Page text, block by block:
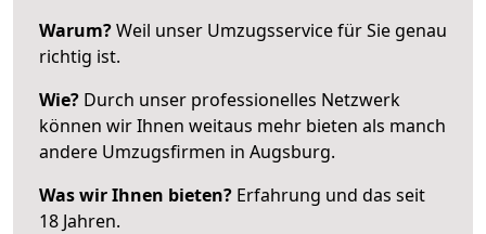
Warum?Weil unser Umzugsservice für Sie genau
richtig ist.
Wie? Durch unser professionelles Netzwerk
können wir Ihnen weitaus mehr bieten als manch
andere Umzugsfirmen in Augsburg.
Was wir Ihnen bieten? Erfahrung und das seit
18 Jahren.